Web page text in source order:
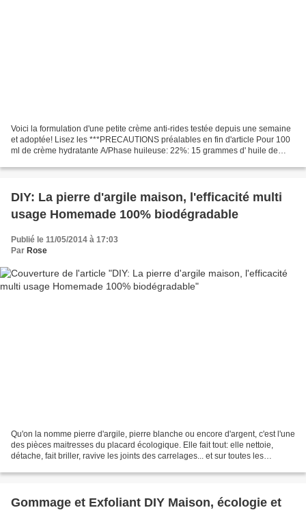
Voici la formulation d'une petite crème anti-rides testée depuis une semaine
et adoptée! Lisez les ***PRECAUTIONS préalables en fin d'article Pour 100
ml de crème hydratante A/Phase huileuse: 22%: 15 grammes d' huile de
DIY: La pierre d'argile maison, l'efficacité multi
usage Homemade 100% biodégradable
Publié le 11/05/2014 à 17:03
Par Rose
Qu'on la nomme pierre d'argile, pierre blanche ou encore d'argent, c'est l'une
des pièces maitresses du placard écologique. Elle fait tout: elle nettoie,
détache, fait briller, ravive les joints des carrelages... et sur toutes les
Gommage et Exfoliant DIY Maison, écologie et